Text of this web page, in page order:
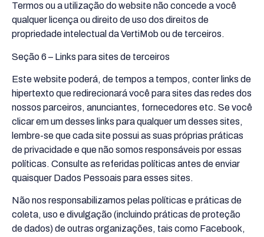
Termos ou a utilização do website não concede a você
qualquer licença ou direito de uso dos direitos de
propriedade intelectual da VertiMob ou de terceiros.
Seção 6 – Links para sites de terceiros
Este website poderá, de tempos a tempos, conter links de
hipertexto que redirecionará você para sites das redes dos
nossos parceiros, anunciantes, fornecedores etc. Se você
clicar em um desses links para qualquer um desses sites,
lembre-se que cada site possui as suas próprias práticas
de privacidade e que não somos responsáveis por essas
políticas. Consulte as referidas políticas antes de enviar
quaisquer Dados Pessoais para esses sites.
Não nos responsabilizamos pelas políticas e práticas de
coleta, uso e divulgação (incluindo práticas de proteção
de dados) de outras organizações, tais como Facebook,